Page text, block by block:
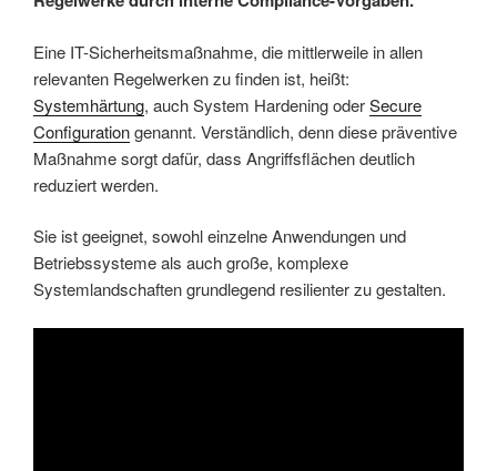
Eine IT-Sicherheitsmaßnahme, die mittlerweile in allen
relevanten Regelwerken zu finden ist, heißt:
Systemhärtung, auch System Hardening oderSecure
Configurationgenannt. Verständlich, denn diese präventive
Maßnahme sorgt dafür, dass Angriffsflächen deutlich
reduziert werden.
Sie ist geeignet, sowohl einzelne Anwendungen und
Betriebssysteme als auch große, komplexe
Systemlandschaften grundlegend resilienter zu gestalten.